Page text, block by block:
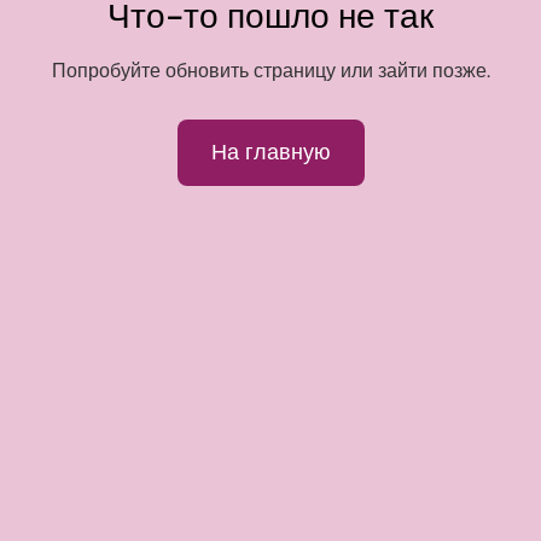
Что-то пошло не так
Попробуйте обновить страницу или зайти позже.
На главную